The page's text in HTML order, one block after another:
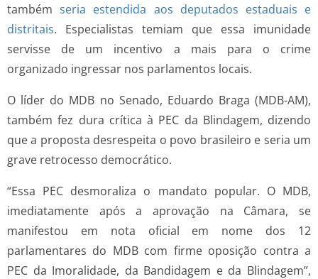
tambémseria estendida aos deputados estaduais e
distritais. Especialistas temiam que essa imunidade
servisse de um incentivo a mais para o crime
organizado ingressar nos parlamentos locais.
O líder do MDB no Senado, Eduardo Braga (MDB-AM),
também fez dura crítica à PEC da Blindagem, dizendo
que a proposta desrespeita o povo brasileiro e seria um
grave retrocesso democrático.
“Essa PEC desmoraliza o mandato popular. O MDB,
imediatamente após a aprovação na Câmara, se
manifestou em nota oficial em nome dos 12
parlamentares do MDB com firme oposição contra a
PEC da Imoralidade, da Bandidagem e da Blindagem”,